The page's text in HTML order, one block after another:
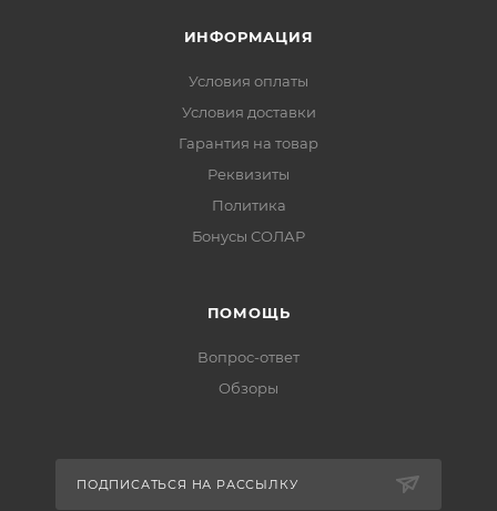
ИНФОРМАЦИЯ
Условия оплаты
Условия доставки
Гарантия на товар
Реквизиты
Политика
Бонусы СОЛАР
ПОМОЩЬ
Вопрос-ответ
Обзоры
ПОДПИСАТЬСЯ НА РАССЫЛКУ